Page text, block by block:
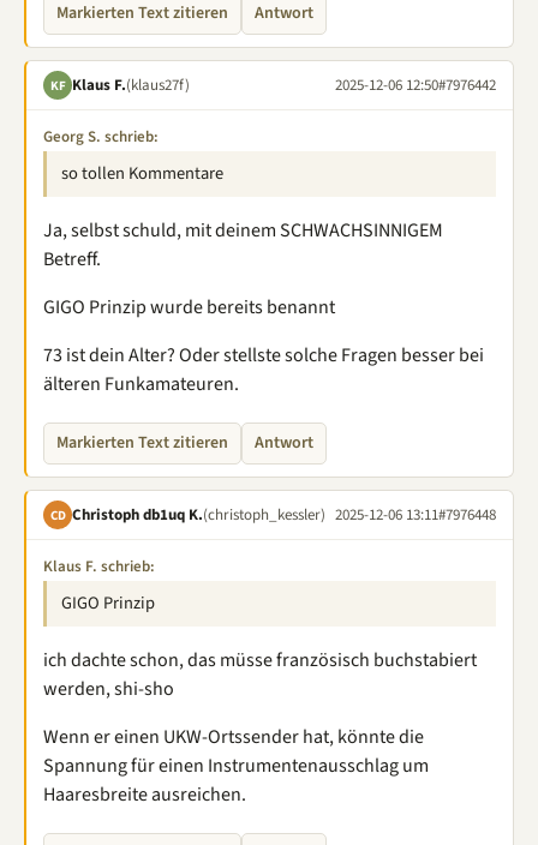
Markierten Text zitieren Antwort
KF Klaus F.(klaus27f) 2025-12-06 12:50#7976442
Georg S. schrieb:
so tollen Kommentare
Ja, selbst schuld, mit deinem SCHWACHSINNIGEM
Betreff.
GIGO Prinzip wurde bereits benannt
73 ist dein Alter? Oder stellste solche Fragen besser bei
älteren Funkamateuren.
Markierten Text zitieren Antwort
CD Christoph db1uq K.(christoph_kessler) 2025-12-06 13:11#7976448
Klaus F. schrieb:
GIGO Prinzip
ich dachte schon, das müsse französisch buchstabiert
werden, shi-sho
Wenn er einen UKW-Ortssender hat, könnte die
Spannung für einen Instrumentenausschlag um
Haaresbreite ausreichen.